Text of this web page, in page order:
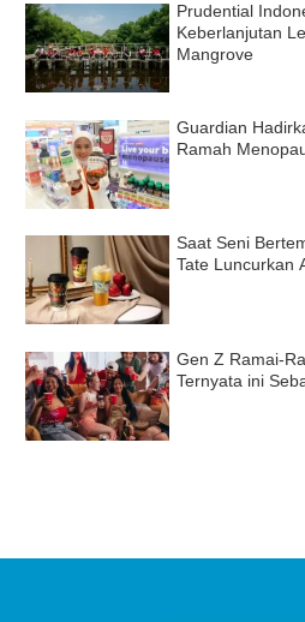
Prudential
Keberlanjutan
Mangrove
Guardian
Ramah
Saat Seni
Tate Luncurkan
Gen Z Ramai-
Ternyata ini